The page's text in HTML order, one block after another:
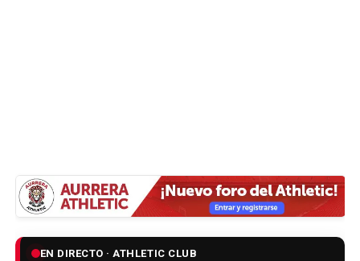
EN DIRECTO · ATHLETIC CLUB